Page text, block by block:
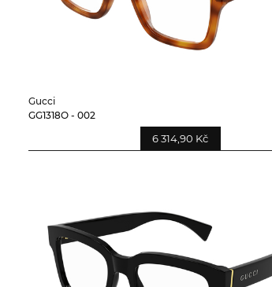
Gucci
GG1318O - 002
6 314,90 Kč